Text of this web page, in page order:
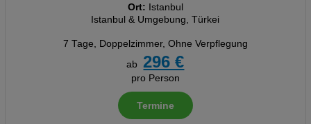
Ort: Istanbul
Istanbul & Umgebung, Türkei
7 Tage, Doppelzimmer, Ohne Verpflegung
ab
296 €
pro Person
Termine